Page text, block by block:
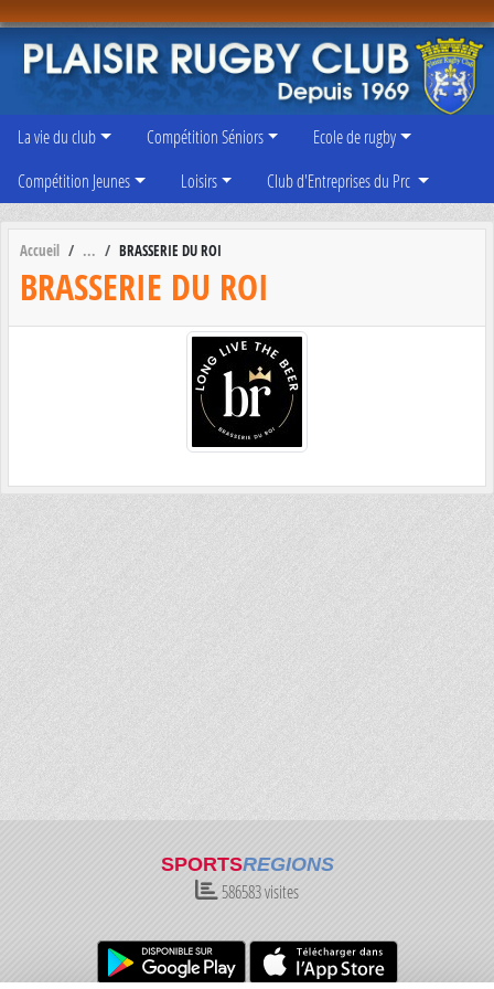
La vie du club Compétition Séniors
Ecole de rugby
Compétition Jeunes
Loisirs Club d'Entreprises du Prc
Accueil BRASSERIE DU ROI
BRASSERIE DU ROI
SPORTSREGIONS
586583visites
Panneau de gestion des cookies